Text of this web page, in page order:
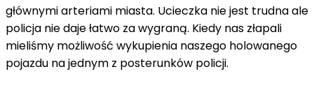
głównymi arteriami miasta. Ucieczka nie jest trudna ale
policja nie daje łatwo za wygraną. Kiedy nas złapali
mieliśmy możliwość wykupienia naszego holowanego
pojazdu na jednym z posterunków policji.